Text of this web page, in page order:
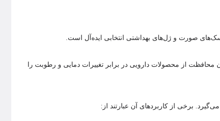
امکان محافظت از محصولات دارویی در برابر تغییرات دمایی و رطوبت را
برخی از کاربردهای آن عبارتند از: